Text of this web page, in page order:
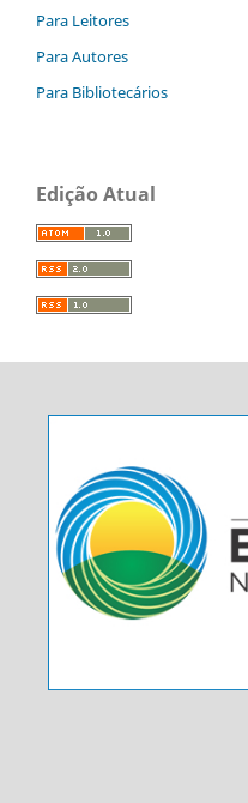
Para Leitores
Para Autores
Para Bibliotecários
Edição Atual